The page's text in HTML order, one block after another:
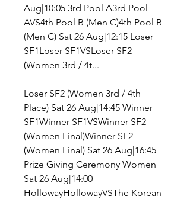
Aug|10:05 3rd Pool A3rd Pool
AVS4th Pool B (Men C)4th Pool B
(Men C) Sat 26 Aug|12:15 Loser
SF1Loser SF1VSLoser SF2
(Women 3rd / 4t...
Loser SF2 (Women 3rd / 4th
Place) Sat 26 Aug|14:45 Winner
SF1Winner SF1VSWinner SF2
(Women Final)Winner SF2
(Women Final) Sat 26 Aug|16:45
Prize Giving Ceremony Women
Sat 26 Aug|14:00
HollowayHollowayVSThe Korean